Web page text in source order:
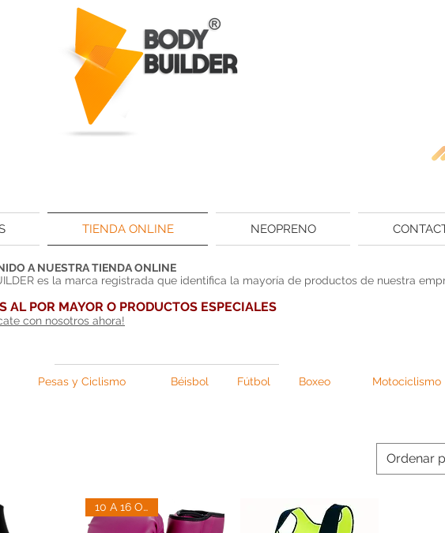
TIENDA ONLINE NEOPRENO
A NUESTRA TIENDA ONLINE
es la marca registrada que identifica la mayoría de productos de nuestra
AL POR MAYOR O PRODUCTOS ESPECIALES
con nosotros ahora!
Pesas y Ciclismo Béisbol Fútbol Boxeo Motociclismo
Ordenar
10 A 16 Onzas